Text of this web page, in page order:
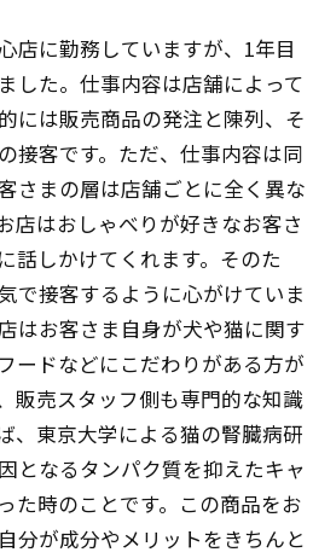
店に勤務していますが、1年目
した。仕事内容は店舗によって
には販売商品の発注と陳列、そ
接客です。ただ、仕事内容は同
さまの層は店舗ごとに全く異な
店はおしゃべりが好きなお客さ
話しかけてくれます。そのた
で接客するように心がけていま
はお客さま自身が犬や猫に関す
ードなどにこだわりがある方が
販売スタッフ側も専門的な知識
、東京大学による猫の腎臓病研
となるタンパク質を抑えたキャ
た時のことです。この商品をお
分が成分やメリットをきちんと